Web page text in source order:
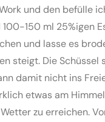
und den befülle
150 ml 25%igen
und lasse es
steigt. Die Schüssel
damit nicht ins
etwas am
zu erreichen.